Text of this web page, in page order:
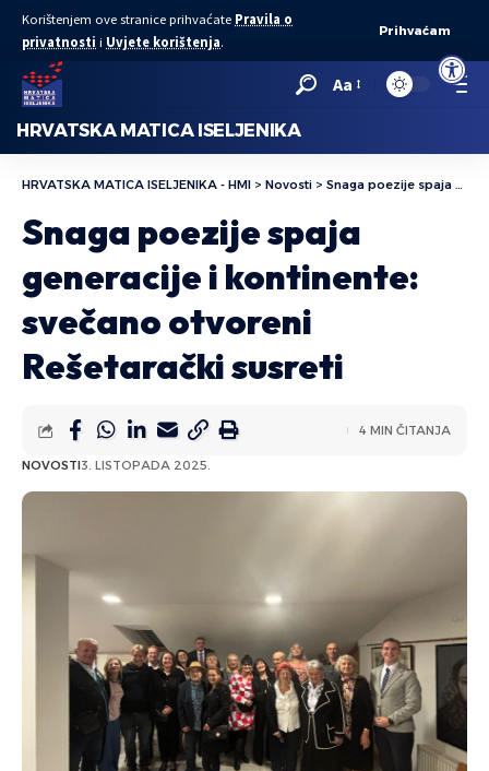
Open
Korištenjem ove stranice prihvaćate Pravila o
privatnosti i Uvjete korištenja.
Prihvaćam
Aa
HRVATSKA MATICA ISELJENIKA
HRVATSKA MATICA ISELJENIKA - HMI > Novosti > Snaga poezije spaja generacije i kontinente: svečano otvoreni Rešetarački susreti
Snaga poezije spaja
generacije i kontinente:
svečano otvoreni
Rešetarački susreti
NOVOSTI3. LISTOPADA 2025.
4 MIN ČITANJA